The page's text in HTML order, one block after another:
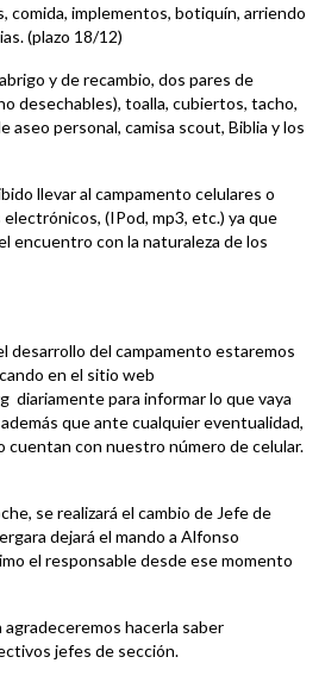
comida, implementos, botiquín, arriendo
(plazo 18/12)
y de recambio, dos pares de
desechables), toalla, cubiertos, tacho,
aseo personal, camisa scout, Biblia y los
llevar al campamento celulares o
(IPod, mp3, etc.) ya que
encuentro con la naturaleza de los
desarrollo del campamento estaremos
en el sitio web
diariamente para informar lo que vaya
que ante cualquier eventualidad,
cuentan con nuestro número de celular.
se realizará el cambio de Jefe de
dejará el mando a Alfonso
el responsable desde ese momento
hacerla saber
jefes de sección.